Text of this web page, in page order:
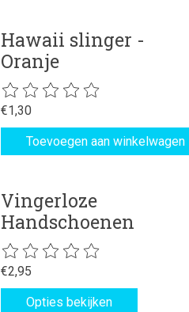
Hawaii slinger -
Oranje
De beoordeling van dit product is
€1,30
Toevoegen aan winkelwagen
Vingerloze
Handschoenen
De beoordeling van dit product is
€2,95
Opties bekijken